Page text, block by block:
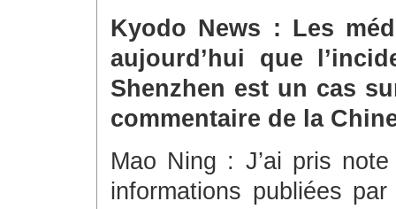
Kyodo News : Les
aujourd’hui que
Shenzhen est un cas
commentaire de la
Mao Ning : J’ai pris
informations publiées